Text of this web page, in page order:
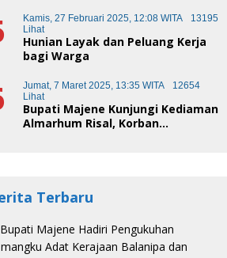
Kamis, 27 Februari 2025, 12:08 WITA
13195
Lihat
Hunian Layak dan Peluang Kerja
bagi Warga
Jumat, 7 Maret 2025, 13:35 WITA
12654
Lihat
Bupati Majene Kunjungi Kediaman
Almarhum Risal, Korban
Terbaru